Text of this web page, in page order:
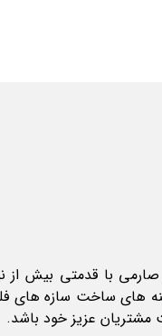
با قدمتی بیش از
های ساخت سازه های
مشتریان عزیز خود باشد.